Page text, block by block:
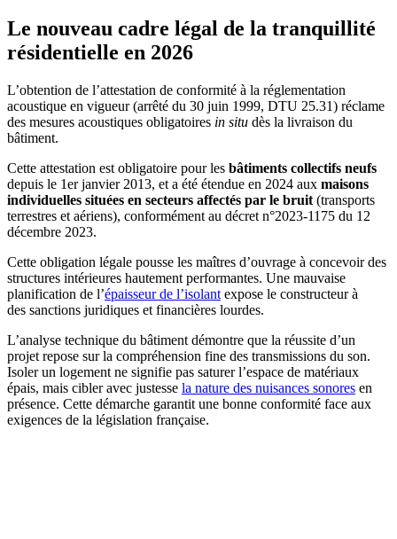
Le nouveau cadre légal de la tranquillité
résidentielle en 2026
L’obtention de l’attestation de conformité à la réglementation
acoustique en vigueur (arrêté du 30 juin 1999, DTU 25.31) réclame
des mesures acoustiques obligatoires in situ dès la livraison du
bâtiment.
Cette attestation est obligatoire pour les bâtiments collectifs neufs
depuis le 1er janvier 2013, et a été étendue en 2024 aux maisons
individuelles situées en secteurs affectés par le bruit (transports
terrestres et aériens), conformément au décret n°2023-1175 du 12
décembre 2023.
Cette obligation légale pousse les maîtres d’ouvrage à concevoir des
structures intérieures hautement performantes. Une mauvaise
planification de l’épaisseur de l’isolant expose le constructeur à
des sanctions juridiques et financières lourdes.
L’analyse technique du bâtiment démontre que la réussite d’un
projet repose sur la compréhension fine des transmissions du son.
Isoler un logement ne signifie pas saturer l’espace de matériaux
épais, mais cibler avec justesse la nature des nuisances sonores en
présence. Cette démarche garantit une bonne conformité face aux
exigences de la législation française.